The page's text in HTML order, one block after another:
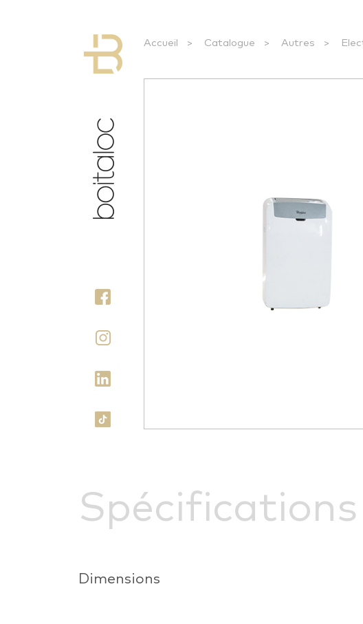
Accueil > Catalogue > Autres >
Spécifications
Dimensions